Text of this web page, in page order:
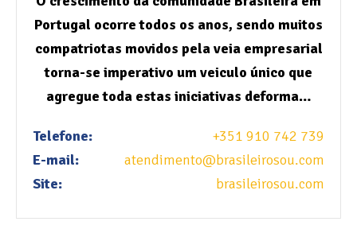
Portugal ocorre todos os anos, sendo muitos
compatriotas movidos pela veia empresarial
torna-se imperativo um veiculo único que
agregue toda estas iniciativas deforma…
Telefone:
+351 910 742 739
E-mail:
atendimento@brasileirosou.com
Site:
brasileirosou.com